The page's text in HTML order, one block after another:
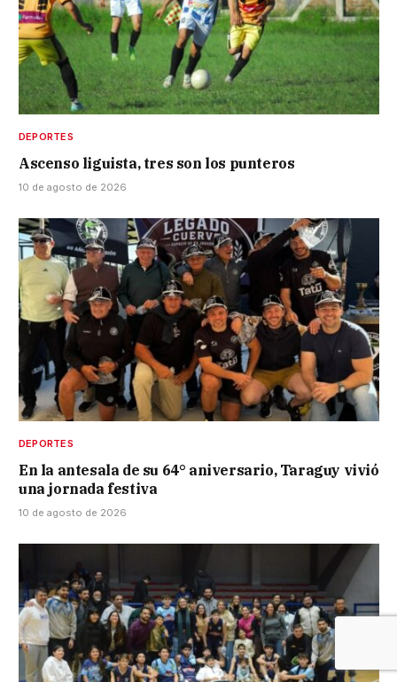
DEPORTES
Ascenso liguista, tres son los punteros
10 de agosto de 2026
DEPORTES
En la antesala de su 64° aniversario, Taraguy vivió
una jornada festiva
10 de agosto de 2026